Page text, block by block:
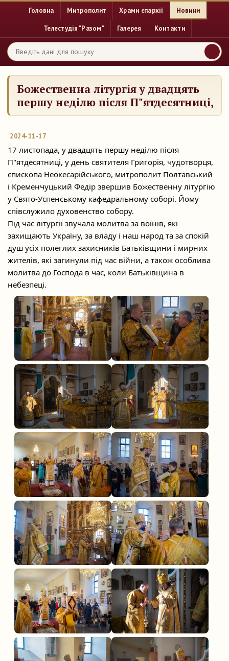
Головна Митрополит Храми єпархії Новини
Телестудія "Разом" Галерея Контакти
Божественна літургія у двадцять
першу неділю після П"ятдесятниці,
2024-11-17
17 листопада, у двадцять першу неділю після
П"ятдесятниці, у день святителя Григорія, чудотворця,
єпископа Неокесарійського, митрополит Полтавський
і Кременчуцький Федір звершив Божественну літургію
у Свято-Успенському кафедральному соборі. Йому
співслужило духовенство собору.
Під час літургії звучала молитва за воїнів, які
захищають Україну, за владу і наш народ та за спокій
душ усіх полеглих захисників Батьківщини і мирних
жителів, які загинули під час війни, а також особлива
молитва до Господа в час, коли Батьківщина в
небезпеці.